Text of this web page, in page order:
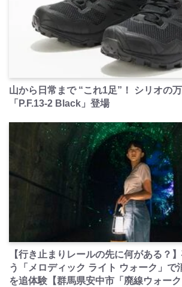
山から日常まで “これ1足”！ シリオの
「P.F.13-2 Black」登場
【行き止まりレールの先に何がある？
う「メロディック ライト ウォーク」で
を追体験【群馬県安中市「廃線ウォーク